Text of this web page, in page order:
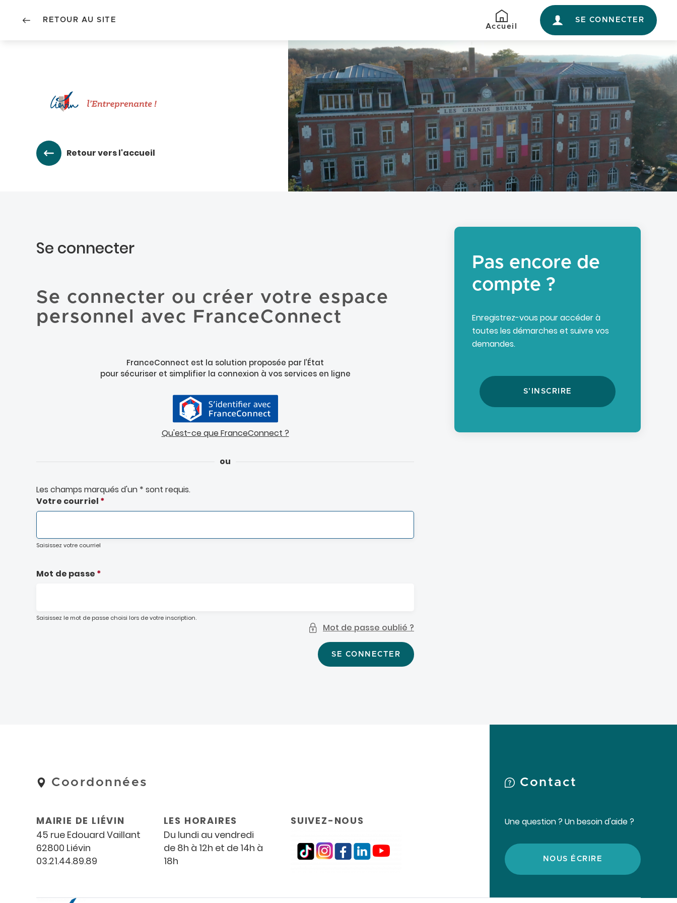
RETOUR AU SITE
AccueilRetour
SE CONNECTER
Retour vers l'accueil
Primary
Se connecter
Se connecter ou créer votre espace
personnel avec FranceConnect
FranceConnect est la solution proposée par l’État
pour sécuriser et simplifier la connexion à vos services en ligne
Qu'est-ce que FranceConnect ?
ou
Les champs marqués d'un * sont requis.
Votre courriel
Saisissez votre courriel
Mot de passe
Saisissez le mot de passe choisi lors de votre inscription.
Mot de passe oublié ?
SE CONNECTER
Pas encore de
compte ?
Enregistrez-vous pour accéder à
toutes les démarches et suivre vos
demandes.
S'INSCRIRE
Coordonnées
Coordonnées
horaires
MAIRIE DE LIÉVIN
45 rue Edouard Vaillant
62800 Liévin
03.21.44.89.89
LES HORAIRES
Du lundi au vendredi
de 8h à 12h et de 14h à
18h
SUIVEZ-NOUS
Contact
Une question ? Un besoin d'aide ?
NOUS ÉCRIRE